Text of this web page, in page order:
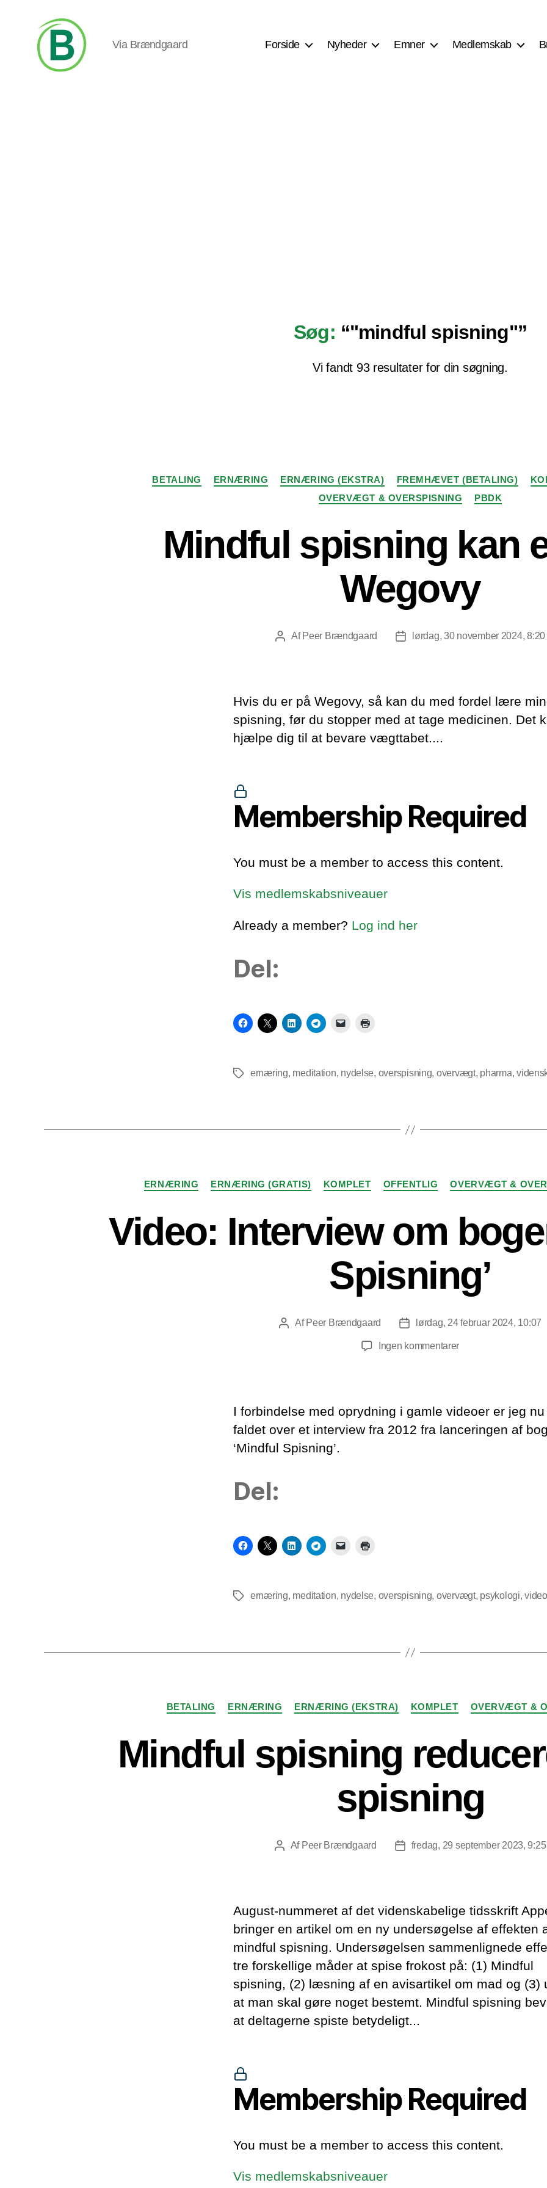
Via Brændgaard Forside Nyheder Emner Medlemskab
Søg: “"mindful spisning"”
Vi fandt 93 resultater for din søgning.
Kategorier
BETALING ERNÆRING ERNÆRING (EKSTRA) FREMHÆVET (BETALING)
OVERVÆGT & OVERSPISNING
PBDK
Mindful spisning kan
Wegovy
Indlægsforfatter
Af Peer Brændgaard Indlægsdato
lørdag, 30 november 2024, 8:20
Hvis du er på Wegovy, så kan du med fordel lære
spisning, før du stopper med at tage medicinen. Det
hjælpe dig til at bevare vægttabet....
Membership Required
You must be a member to access this content.
Vis medlemskabsniveauer
Already a member? Log ind her
Del:
Tagsernæring, meditation, nydelse, overspisning, overvægt, pharma,
Kategorier
ERNÆRING ERNÆRING (GRATIS) KOMPLET OFFENTLIG OVERVÆGT &
Video: Interview om
Spisning’
Indlægsforfatter
Af Peer Brændgaard Indlægsdato
lørdag, 24 februar 2024, 10:07
Ingen kommentarertil
‘Mindful
Spisning’
I forbindelse med oprydning i gamle videoer er jeg
faldet over et interview fra 2012 fra lanceringen af
‘Mindful Spisning’.
Del:
Tagsernæring, meditation, nydelse, overspisning, overvægt, psykologi,video
Kategorier
BETALING ERNÆRING ERNÆRING (EKSTRA) KOMPLET OVERVÆGT &
Mindful spisning
spisning
Indlægsforfatter
Af Peer Brændgaard Indlægsdato
fredag, 29 september 2023, 9:25
August-nummeret af det videnskabelige tidsskrift
bringer en artikel om en ny undersøgelse af effekten
mindful spisning. Undersøgelsen sammenlignede
tre forskellige måder at spise frokost på: (1) Mindful
spisning, (2) læsning af en avisartikel om mad og (3)
at man skal gøre noget bestemt. Mindful spisning
at deltagerne spiste betydeligt...
Membership Required
You must be a member to access this content.
Vis medlemskabsniveauer